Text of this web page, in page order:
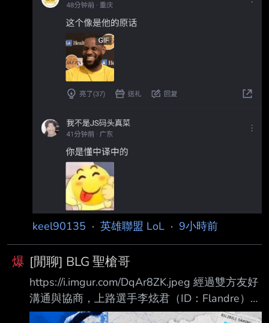
keel90135 · 英雄聯盟 LoL · 9小時前
爆 [閒聊] BLG 聖槍哥
https://i.imgur.com/DqAr8ZK.jpeg 經過雙方友好
溝通與協商，上路選手李炫君（ID：Flandre）即
日起正式加入BLG電子競技俱樂部英雄聯盟分